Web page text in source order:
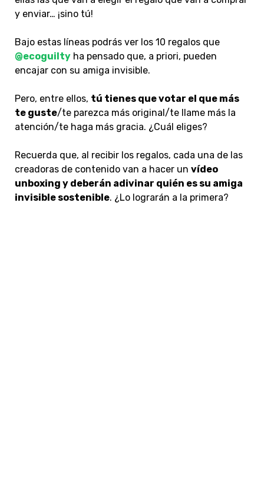
y enviar… ¡sino tú!
Bajo estas líneas podrás ver los 10 regalos que
@ecoguilty ha pensado que, a priori, pueden
encajar con su amiga invisible.
Pero, entre ellos, tú tienes que votar el que más
te guste/te parezca más original/te llame más la
atención/te haga más gracia. ¿Cuál eliges?
Recuerda que, al recibir los regalos, cada una de las
creadoras de contenido van a hacer un vídeo
unboxing y deberán adivinar quién es su amiga
invisible sostenible. ¿Lo lograrán a la primera?